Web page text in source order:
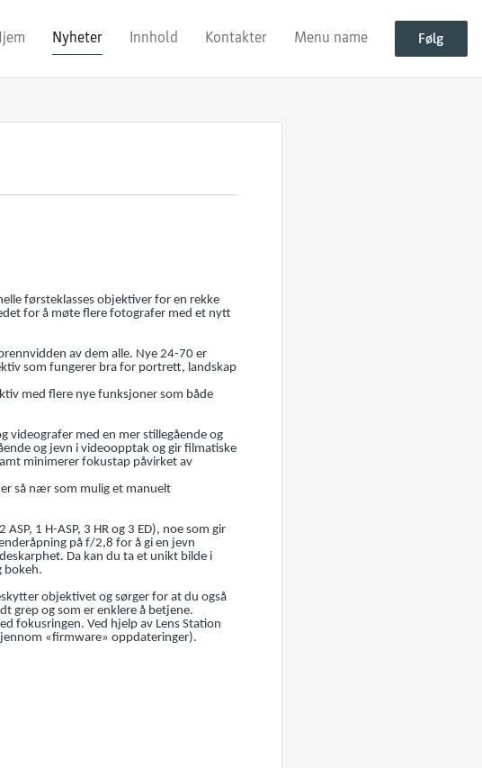
Nyheter Innhold Kontakter Menu name Følg
førsteklasses objektiver for en rekke
for å møte flere fotografer med et nytt
av dem alle. Nye 24-70 er
som fungerer bra for portrett, landskap
med flere nye funksjoner som både
videografer med en mer stillegående og
og jevn i videoopptak og gir filmatiske
minimerer fokustap påvirket av
så nær som mulig et manuelt
1 H-ASP, 3 HR og 3 ED), noe som gir
på f/2,8 for å gi en jevn
Da kan du ta et unikt bilde i
bokeh.
objektivet og sørger for at du også
grep og som er enklere å betjene.
fokusringen. Ved hjelp av Lens Station
«firmware» oppdateringer).